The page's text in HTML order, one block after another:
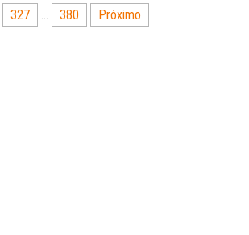
pp
327 … 380 Próximo